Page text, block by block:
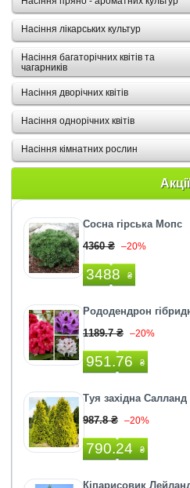
Насіння лікарських культур
Насіння багаторічних квітів та
чагарників
Насіння дворічних квітів
Насіння однорічних квітів
Насіння кімнатних рослин
Акції
Сосна гірська Мопс
4360 ₴ –20%
3488 ₴
Рододендрон
1189.7 ₴ –20%
951.76 ₴
Туя західна Салланд
987.8 ₴ –20%
790.24 ₴
Кіпарисовик